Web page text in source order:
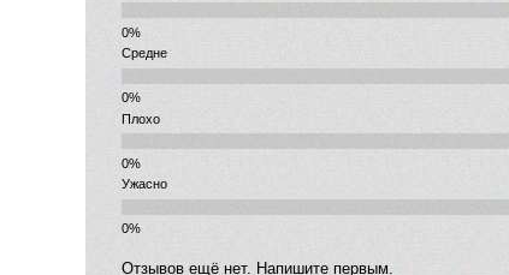
Средне
Плохо
Ужасно
Отзывов ещё нет. Напишите первым.